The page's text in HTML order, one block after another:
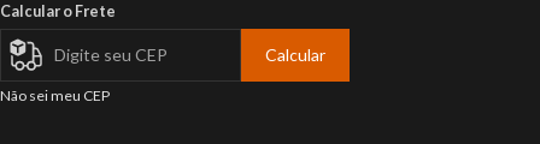
Calcular o Frete
Calcular
Não sei meu CEP